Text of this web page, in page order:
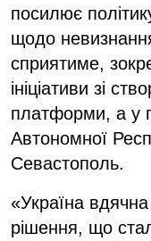
посилює
щодо
сприятиме,
ініціативи зі
платформи, а у
Автономної
Севастополь.
«Україна
рішення, що